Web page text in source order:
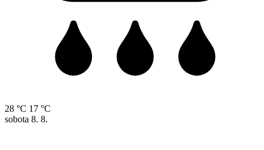
28 °C 17 °C
sobota 8. 8.